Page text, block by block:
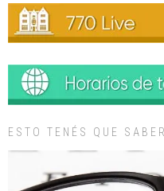
ESTO TENÉS QUE SABER